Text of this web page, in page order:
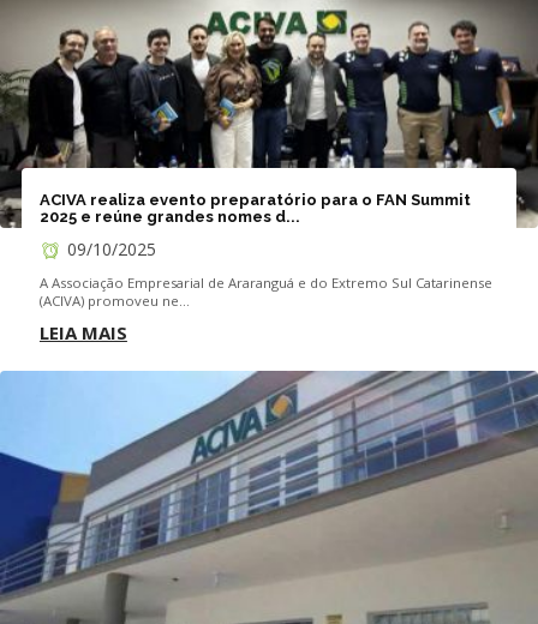
ACIVA realiza evento preparatório para o FAN Summit
2025 e reúne grandes nomes d...
09/10/2025
A Associação Empresarial de Araranguá e do Extremo Sul Catarinense
(ACIVA) promoveu ne...
LEIA MAIS